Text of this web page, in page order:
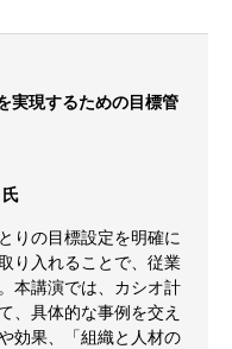
実現するための目標管
りの目標設定を明確に
り入れることで、従業
本講演では、カシオ計
、具体的な事例を交え
効果、「組織と人材の